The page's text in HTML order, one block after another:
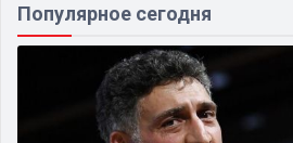
Популярное сегодня